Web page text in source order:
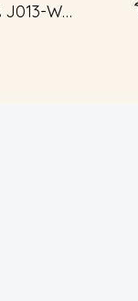
โคมไฟติดผนัง รุ่น J013-W51349/2